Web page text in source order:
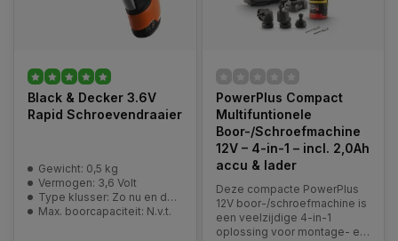
Black & Decker 3.6V
Rapid Schroevendraaier
Gewicht: 0,5 kg
Vermogen: 3,6 Volt
Type klusser: Zo nu en dan klusser
Max. boorcapaciteit: N.v.t.
PowerPlus Compact
Multifuntionele
Boor-/Schroefmachine
12V – 4-in-1 – incl. 2,0Ah
accu & lader
Deze compacte PowerPlus
12V boor-/schroefmachine is
een veelzijdige 4-in-1
oplossing voor montage- en